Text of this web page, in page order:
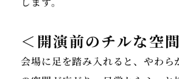
＜開演前のチルな空
会場に足を踏み入れると、やわら